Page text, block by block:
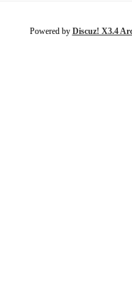
Powered by Discuz! X3.4